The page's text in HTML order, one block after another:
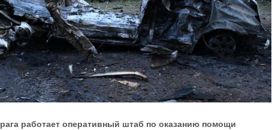
работает оперативный штаб по оказанию помощи